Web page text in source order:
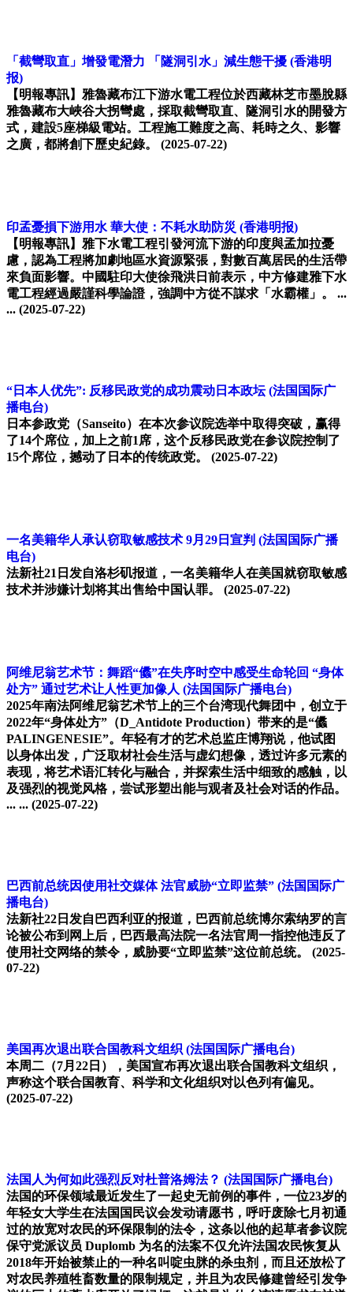
「截彎取直」增發電潛力 「隧洞引水」減生態干擾 (香港明
报)
【明報專訊】雅魯藏布江下游水電工程位於西藏林芝市墨脫縣
雅魯藏布大峽谷大拐彎處，採取截彎取直、隧洞引水的開發方
式，建設5座梯級電站。工程施工難度之高、耗時之久、影響
之廣，都將創下歷史紀錄。
(2025-07-22)
印孟憂損下游用水 華大使：不耗水助防災 (香港明报)
【明報專訊】雅下水電工程引發河流下游的印度與孟加拉憂
慮，認為工程將加劇地區水資源緊張，對數百萬居民的生活帶
來負面影響。中國駐印大使徐飛洪日前表示，中方修建雅下水
電工程經過嚴謹科學論證，強調中方從不謀求「水霸權」。 ...
... (2025-07-22)
“日本人优先”: 反移民政党的成功震动日本政坛 (法国国际广
播电台)
日本参政党（Sanseito）在本次参议院选举中取得突破，赢得
了14个席位，加上之前1席，这个反移民政党在参议院控制了
15个席位，撼动了日本的传统政党。 (2025-07-22)
一名美籍华人承认窃取敏感技术 9月29日宣判 (法国国际广播
电台)
法新社21日发自洛杉矶报道，一名美籍华人在美国就窃取敏感
技术并涉嫌计划将其出售给中国认罪。 (2025-07-22)
阿维尼翁艺术节：舞蹈“㒩”在失序时空中感受生命轮回 “身体
处方” 通过艺术让人性更加像人 (法国国际广播电台)
2025年南法阿维尼翁艺术节上的三个台湾现代舞团中，创立于
2022年“身体处方”（D_Antidote Production）带来的是“㒩
PALINGENESIE”。年轻有才的艺术总监庄博翔说，他试图
以身体出发，广泛取材社会生活与虚幻想像，透过许多元素的
表现，将艺术语汇转化与融合，并探索生活中细致的感触，以
及强烈的视觉风格，尝试形塑出能与观者及社会对话的作品。
... ... (2025-07-22)
巴西前总统因使用社交媒体 法官威胁“立即监禁” (法国国际广
播电台)
法新社22日发自巴西利亚的报道，巴西前总统博尔索纳罗的言
论被公布到网上后，巴西最高法院一名法官周一指控他违反了
使用社交网络的禁令，威胁要“立即监禁”这位前总统。 (2025-
07-22)
美国再次退出联合国教科文组织 (法国国际广播电台)
本周二（7月22日），美国宣布再次退出联合国教科文组织，
声称这个联合国教育、科学和文化组织对以色列有偏见。
(2025-07-22)
法国人为何如此强烈反对杜普洛姆法？ (法国国际广播电台)
法国的环保领域最近发生了一起史无前例的事件，一位23岁的
年轻女大学生在法国国民议会发动请愿书，呼吁废除七月初通
过的放宽对农民的环保限制的法令，这条以他的起草者参议院
保守党派议员 Duplomb 为名的法案不仅允许法国农民恢复从
2018年开始被禁止的一种名叫啶虫脒的杀虫剂，而且还放松了
对农民养殖牲畜数量的限制规定，并且为农民修建曾经引发争